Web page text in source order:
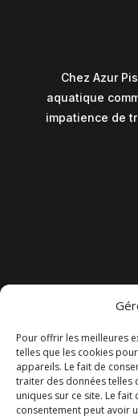
Pour offrir les meilleures
telles que les cookies
appareils. Le fait de
traiter des données telles
uniques sur ce site. Le
consentement peut avoir
Chez Azur
aquatique
impatience de